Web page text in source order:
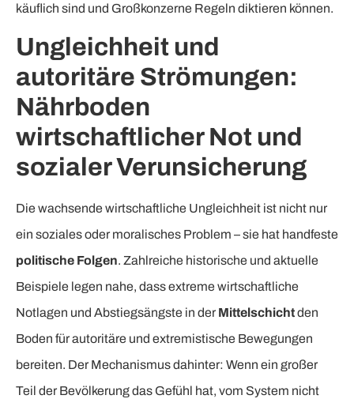
käuflich sind und Großkonzerne Regeln diktieren können.
Ungleichheit und
autoritäre Strömungen:
Nährboden
wirtschaftlicher Not und
sozialer Verunsicherung
Die wachsende wirtschaftliche Ungleichheit ist nicht nur
ein soziales oder moralisches Problem – sie hat handfeste
politische Folgen. Zahlreiche historische und aktuelle
Beispiele legen nahe, dass extreme wirtschaftliche
Notlagen und Abstiegsängste in der Mittelschichtden
Boden für autoritäre und extremistische Bewegungen
bereiten. Der Mechanismus dahinter: Wenn ein großer
Teil der Bevölkerung das Gefühl hat, vom System nicht